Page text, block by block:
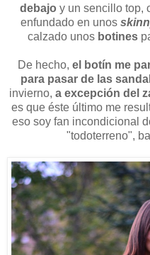
debajo y un sencillo top,
enfundado en unos
calzado unosbotines
De hecho, el botín me
para pasar de las
invierno, a excepción del
es que éste último me
eso soy fan incondicional
"todoterreno",